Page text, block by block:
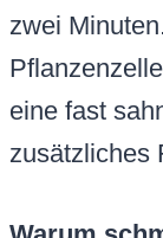
zwei
eine fast
zusätzliches